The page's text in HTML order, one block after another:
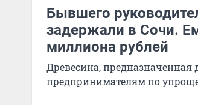
Бывшего
задержали в Сочи.
миллиона рублей
Древесина, предназначенная
предпринимателям по